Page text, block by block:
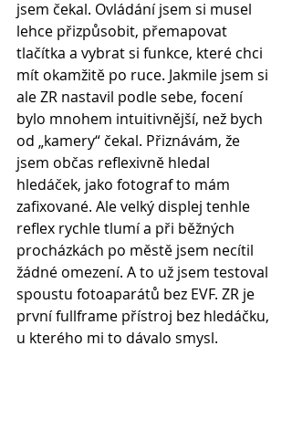
jsem čekal. Ovládání jsem si musel
lehce přizpůsobit, přemapovat
tlačítka a vybrat si funkce, které chci
mít okamžitě po ruce. Jakmile jsem si
ale ZR nastavil podle sebe, focení
bylo mnohem intuitivnější, než bych
od „kamery“ čekal. Přiznávám, že
jsem občas reflexivně hledal
hledáček, jako fotograf to mám
zafixované. Ale velký displej tenhle
reflex rychle tlumí a při běžných
procházkách po městě jsem necítil
žádné omezení. A to už jsem testoval
spoustu fotoaparátů bez EVF. ZR je
první fullframe přístroj bez hledáčku,
u kterého mi to dávalo smysl.